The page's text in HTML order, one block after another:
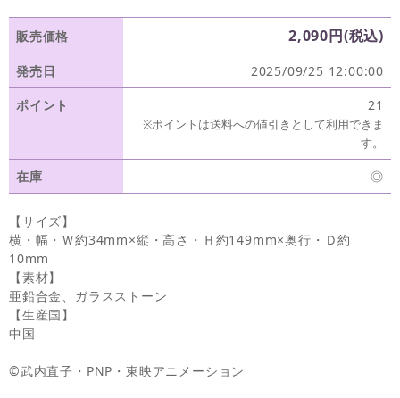
販売価格 2,090円(税込)
発売日
2025/09/25 12:00:00
ポイント
21
※ポイントは送料への値引きとして利用できま
す。
在庫 ◎
【サイズ】
横・幅・Ｗ約34mm×縦・高さ・Ｈ約149mm×奥行・Ｄ約
10mm
【素材】
亜鉛合金、ガラスストーン
【生産国】
中国
©武内直子・PNP・東映アニメーション